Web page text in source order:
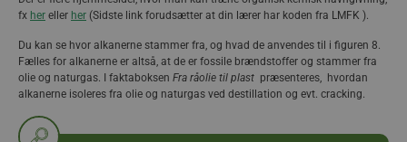
fx her eller her (Sidste link forudsætter at din lærer har koden fra LMFK ).
Du kan se hvor alkanerne stammer fra, og hvad de anvendes til i figuren 8.
Fælles for alkanerne er altså, at de er fossile brændstoffer og stammer fra
olie og naturgas. I faktaboksen Fra råolie til plast præsenteres, hvordan
alkanerne isoleres fra olie og naturgas ved destillation og evt. cracking.